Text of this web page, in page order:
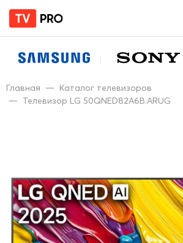
Главная — Каталог телевизоров
— Телевизор LG 50QNED82A6B.ARUG